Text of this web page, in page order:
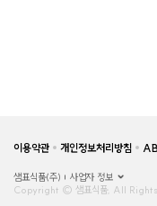
이용약관 개인정보처리방침
샘표식품(주)
사업자 정보
Copyright © 샘표식품, All